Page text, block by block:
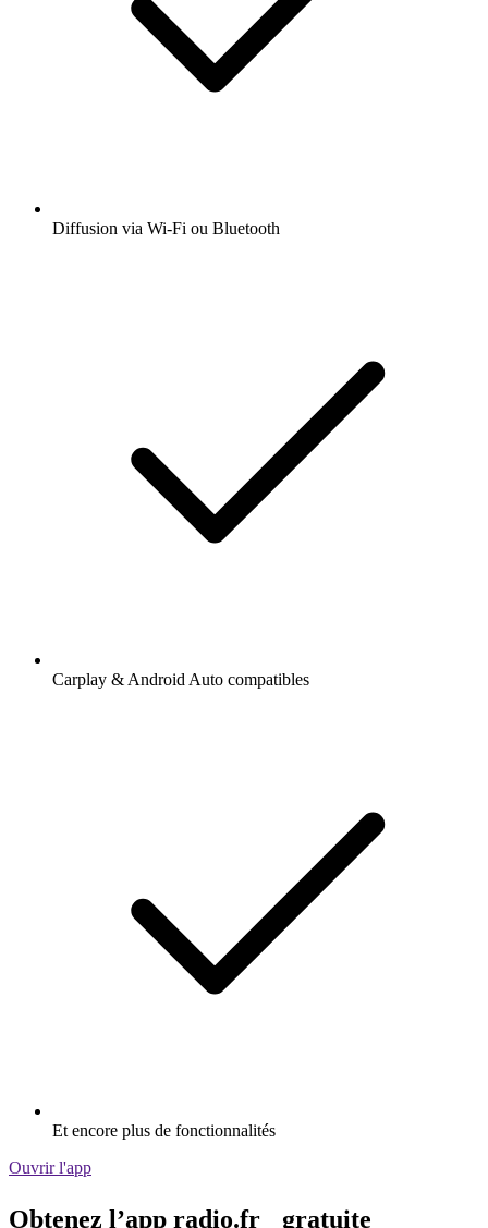
Diffusion via Wi-Fi ou Bluetooth
Carplay & Android Auto compatibles
Et encore plus de fonctionnalités
Ouvrir l'app
Obtenez l’app radio.fr gratuite